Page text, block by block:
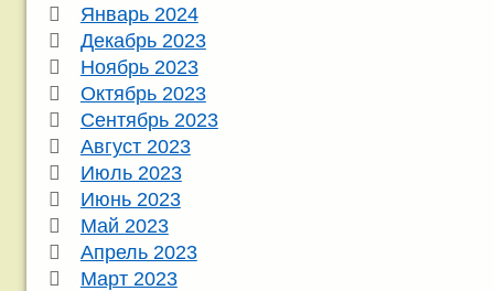
Январь 2024
Декабрь 2023
Ноябрь 2023
Октябрь 2023
Сентябрь 2023
Август 2023
Июль 2023
Июнь 2023
Май 2023
Апрель 2023
Март 2023